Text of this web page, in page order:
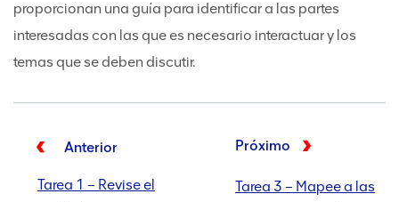
proporcionan una guía para identificar a las partes
interesadas con las que es necesario interactuar y los
temas que se deben discutir.
Anterior
Tarea 1 – Revise el
Próximo
Tarea 3 – Mapee a las